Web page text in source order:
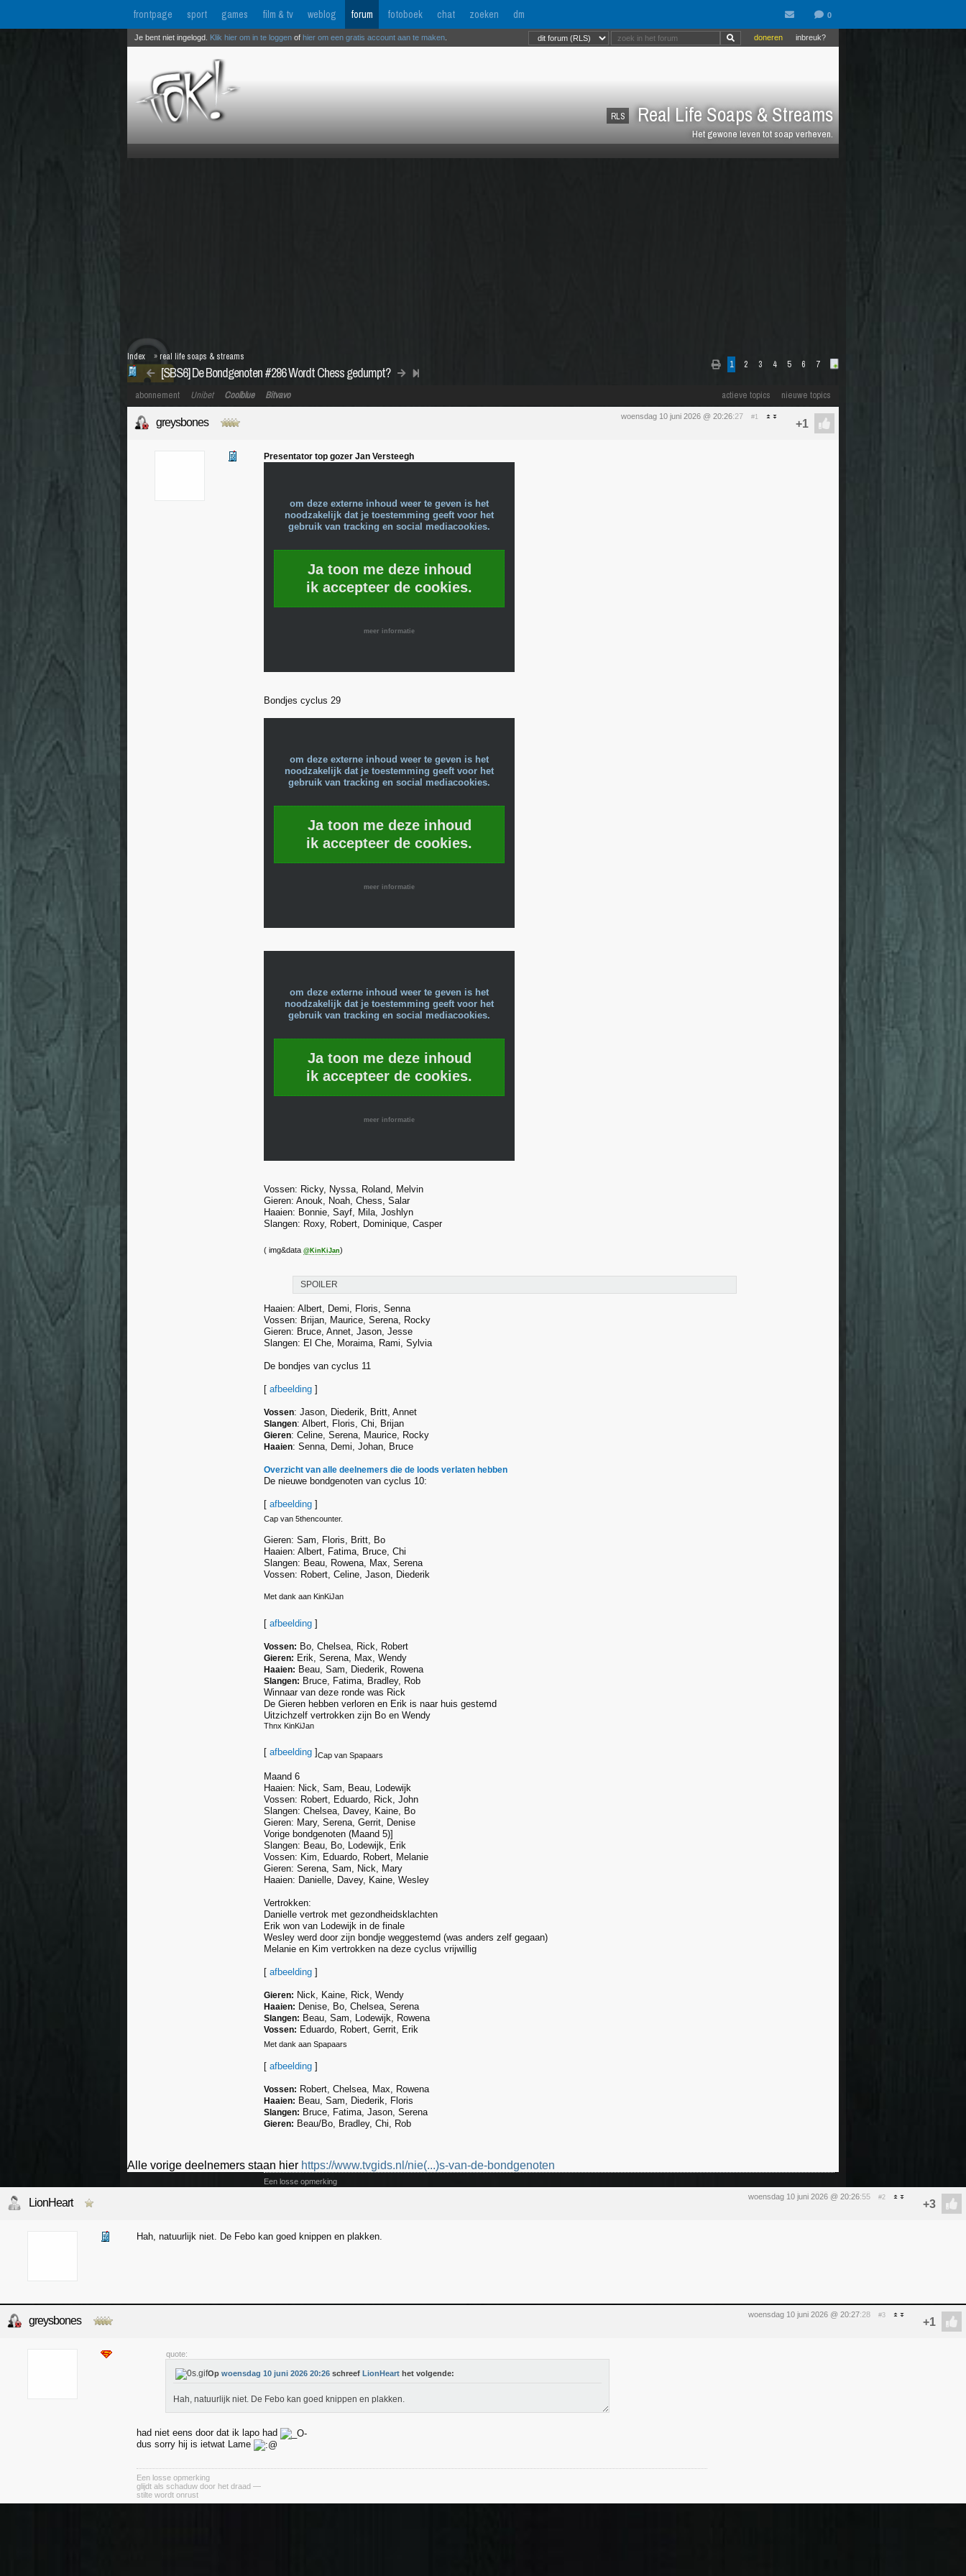
frontpage sport games film & tv weblog forum fotoboek chat zoeken dm
RLS Real Life Soaps & Streams
Het gewone leven tot soap verheven.
inbreuk?
doneren
Je bent niet ingelogd. Klik hier om in te loggen of hier om een gratis account aan te maken
1 2 3 4 5 6 7
[SBS6] De Bondgenoten #286 Wordt Chess gedumpt?
Index » real life soaps & streams
actieve topics nieuwe topics
abonnement Unibet Coolblue Bitvavo
woensdag 10 juni 2026 @ 20:26:27 #1
greysbones
Presentator top gozer Jan Versteegh
om deze externe inhoud weer te geven is het
noodzakelijk dat je toestemming geeft voor het
gebruik van tracking en social mediacookies.
Ja toon me deze inhoud
ik accepteer de cookies.
meer informatie
Bondjes cyclus 29
om deze externe inhoud weer te geven is het
noodzakelijk dat je toestemming geeft voor het
gebruik van tracking en social mediacookies.
Ja toon me deze inhoud
ik accepteer de cookies.
meer informatie
om deze externe inhoud weer te geven is het
noodzakelijk dat je toestemming geeft voor het
gebruik van tracking en social mediacookies.
Ja toon me deze inhoud
ik accepteer de cookies.
meer informatie
Vossen: Ricky, Nyssa, Roland, Melvin
Gieren: Anouk, Noah, Chess, Salar
Haaien: Bonnie, Sayf, Mila, Joshlyn
Slangen: Roxy, Robert, Dominique, Casper
( img&data @KinKiJan)
SPOILER
Haaien: Albert, Demi, Floris, Senna
Vossen: Brijan, Maurice, Serena, Rocky
Gieren: Bruce, Annet, Jason, Jesse
Slangen: El Che, Moraima, Rami, Sylvia
De bondjes van cyclus 11
[ afbeelding ]
Vossen: Jason, Diederik, Britt, Annet
Slangen: Albert, Floris, Chi, Brijan
Gieren: Celine, Serena, Maurice, Rocky
Haaien: Senna, Demi, Johan, Bruce
Overzicht van alle deelnemers die de loods verlaten hebben
De nieuwe bondgenoten van cyclus 10:
[ afbeelding ]
Cap van 5thencounter.
Gieren: Sam, Floris, Britt, Bo
Haaien: Albert, Fatima, Bruce, Chi
Slangen: Beau, Rowena, Max, Serena
Vossen: Robert, Celine, Jason, Diederik
Met dank aan KinKiJan
[ afbeelding ]
Vossen: Bo, Chelsea, Rick, Robert
Gieren: Erik, Serena, Max, Wendy
Haaien: Beau, Sam, Diederik, Rowena
Slangen: Bruce, Fatima, Bradley, Rob
Winnaar van deze ronde was Rick
De Gieren hebben verloren en Erik is naar huis gestemd
Uitzichzelf vertrokken zijn Bo en Wendy
Thnx KinKiJan
[ afbeelding ]Cap van Spapaars
Maand 6
Haaien: Nick, Sam, Beau, Lodewijk
Vossen: Robert, Eduardo, Rick, John
Slangen: Chelsea, Davey, Kaine, Bo
Gieren: Mary, Serena, Gerrit, Denise
Vorige bondgenoten (Maand 5)]
Slangen: Beau, Bo, Lodewijk, Erik
Vossen: Kim, Eduardo, Robert, Melanie
Gieren: Serena, Sam, Nick, Mary
Haaien: Danielle, Davey, Kaine, Wesley
Vertrokken:
Danielle vertrok met gezondheidsklachten
Erik won van Lodewijk in de finale
Wesley werd door zijn bondje weggestemd (was anders zelf gegaan)
Melanie en Kim vertrokken na deze cyclus vrijwillig
[ afbeelding ]
Gieren: Nick, Kaine, Rick, Wendy
Haaien: Denise, Bo, Chelsea, Serena
Slangen: Beau, Sam, Lodewijk, Rowena
Vossen: Eduardo, Robert, Gerrit, Erik
Met dank aan Spapaars
[ afbeelding ]
Vossen: Robert, Chelsea, Max, Rowena
Haaien: Beau, Sam, Diederik, Floris
Slangen: Bruce, Fatima, Jason, Serena
Gieren: Beau/Bo, Bradley, Chi, Rob
Alle vorige deelnemers staan hier https://www.tvgids.nl/nie(...)s-van-de-bondgenoten
Een losse opmerking
glijdt als schaduw door het draad —
woensdag 10 juni 2026 @ 20:26:55 #2
LionHeart
Hah, natuurlijk niet. De Febo kan goed knippen en plakken.
woensdag 10 juni 2026 @ 20:27:28 #3
greysbones
quote:
Op woensdag 10 juni 2026 20:26 schreef LionHeart het volgende:
Hah, natuurlijk niet. De Febo kan goed knippen en plakken.
had niet eens door dat ik lapo had
dus sorry hij is ietwat Lame
Een losse opmerking
glijdt als schaduw door het draad —
stilte wordt onrust